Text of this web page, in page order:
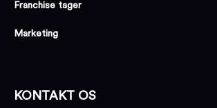
Franchise tager
Marketing
KONTAKT OS